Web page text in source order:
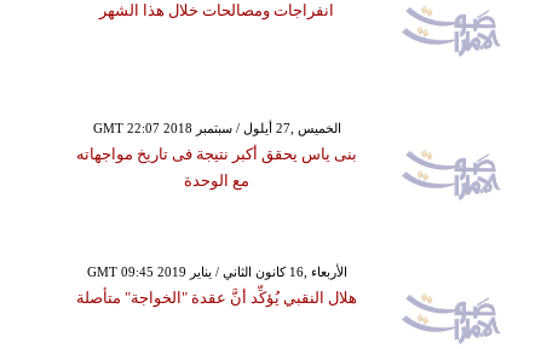
انفراجات ومصالحات خلال هذا الشهر
GMT 22:07 2018 الخميس ,27 أيلول / سبتمبر
بنى ياس يحقق أكبر نتيجة فى تاريخ مواجهاته
مع الوحدة
GMT 09:45 2019 الأربعاء ,16 كانون الثاني / يناير
هلال النقبي يُؤكِّد أنَّ عقدة "الخواجة" متأصلة